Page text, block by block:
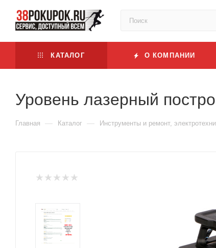
КАТАЛОГ О КОМПАНИИ
Уровень лазерный
Главная — Каталог — Инструменты и ремонт,